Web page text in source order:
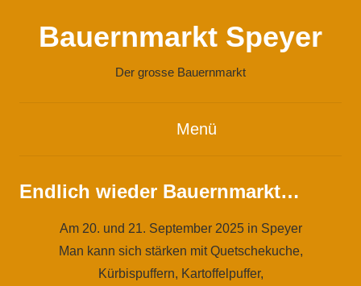
Bauernmarkt Speyer
Der grosse Bauernmarkt
Menü
Endlich wieder Bauernmarkt…
Am 20. und 21. September 2025 in Speyer
Man kann sich stärken mit Quetschekuche,
Kürbispuffern, Kartoffelpuffer,